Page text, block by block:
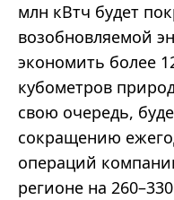
млн кВтч будет
возобновляемой
экономить более
кубометров
свою очередь,
сокращению
операций
регионе на